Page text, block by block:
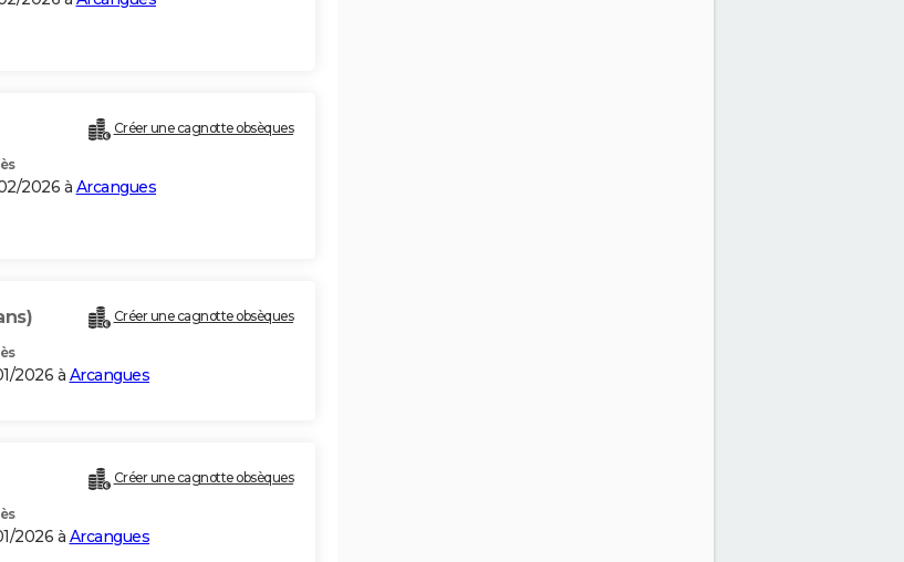
Créer une cagnotte obsèques
2026 à Arcangues
Créer une cagnotte obsèques
2026 à Arcangues
Créer une cagnotte obsèques
2026 à Arcangues